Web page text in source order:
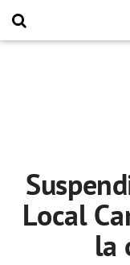
Local
la